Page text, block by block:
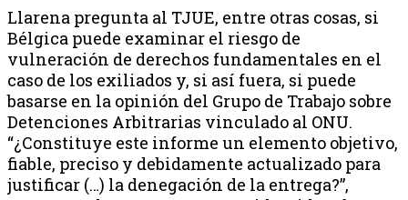
Llarena pregunta al TJUE, entre otras cosas, si
Bélgica puede examinar el riesgo de
vulneración de derechos fundamentales en el
caso de los exiliados y, si así fuera, si puede
basarse en la opinión del Grupo de Trabajo sobre
Detenciones Arbitrarias vinculado al ONU.
“¿Constituye este informe un elemento objetivo,
fiable, preciso y debidamente actualizado para
justificar (…) la denegación de la entrega?”,